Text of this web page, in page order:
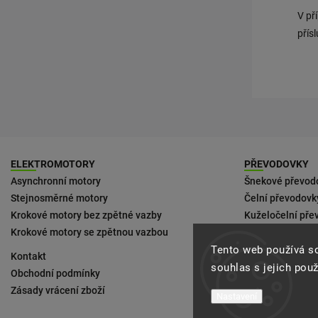
Tento web používá
souhlas s jejich
V
ELEKTROMOTORY
Asynchronní motory
Stejnosměrné motory
Krokové motory bez zpětné vazby
Krokové motory se zpětnou vazbou
PŘEVODOVKY
Šnekové
Čelní
Kuželočelní
Kontakt
Obchodní podmínky
Zásady vrácení zboží
Podmínky